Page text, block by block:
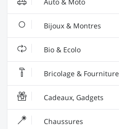
Bijoux & Montres
Bio & Ecolo
Bricolage & Fourniture
Cadeaux, Gadgets
Chaussures